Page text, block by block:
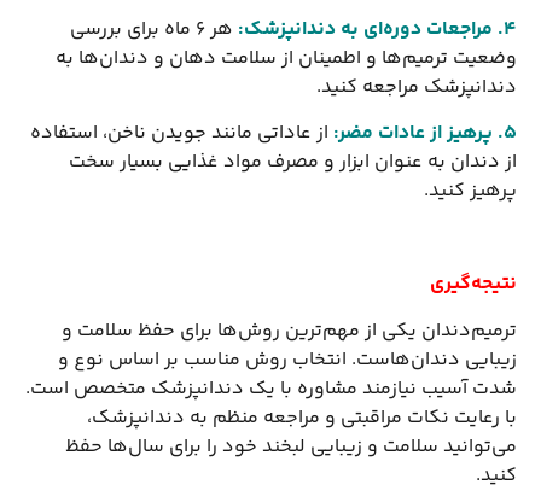
:
هر 6 ماه برای بررسی
وضعیت ترمیم‌ها و اطمینان از سلامت دهان و دندان‌ها به
دندانپزشک مراجعه کنید.
:از عاداتی مانند جویدن ناخن، استفاده
از دندان به عنوان ابزار و مصرف مواد غذایی بسیار سخت
پرهیز کنید.
نتیجه‌گیری
ترمیم‌دندان یکی از مهم‌ترین روش‌ها برای حفظ سلامت و
زیبایی دندان‌هاست. انتخاب روش مناسب بر اساس نوع و
شدت آسیب نیازمند مشاوره با یک دندانپزشک متخصص است.
با رعایت نکات مراقبتی و مراجعه منظم به دندانپزشک،
می‌توانید سلامت و زیبایی لبخند خود را برای سال‌ها حفظ
کنید.